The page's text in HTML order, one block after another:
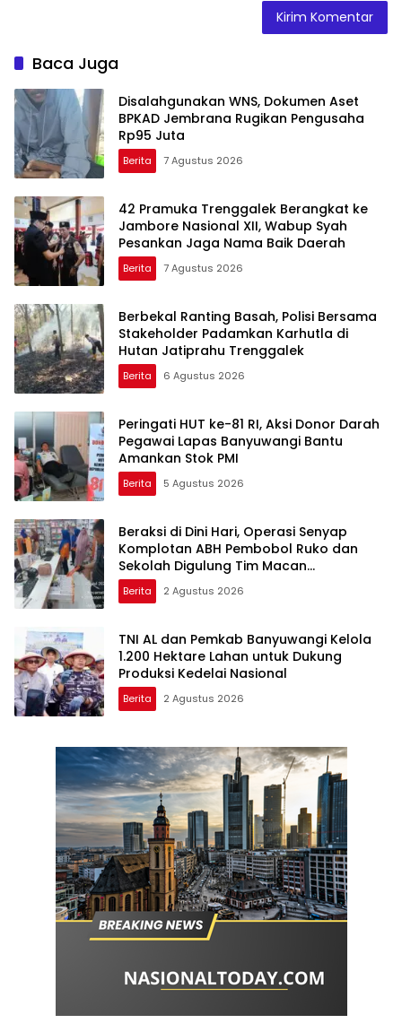
Baca Juga
Disalahgunakan WNS, Dokumen Aset
BPKAD Jembrana Rugikan Pengusaha
Rp95 Juta
Berita 7 Agustus 2026
42 Pramuka Trenggalek Berangkat ke
Jambore Nasional XII, Wabup Syah
Pesankan Jaga Nama Baik Daerah
Berita 7 Agustus 2026
Berbekal Ranting Basah, Polisi Bersama
Stakeholder Padamkan Karhutla di
Hutan Jatiprahu Trenggalek
Berita 6 Agustus 2026
Peringati HUT ke-81 RI, Aksi Donor Darah
Pegawai Lapas Banyuwangi Bantu
Amankan Stok PMI
Berita 5 Agustus 2026
Beraksi di Dini Hari, Operasi Senyap
Komplotan ABH Pembobol Ruko dan
Sekolah Digulung Tim Macan
Blambangan
Berita 2 Agustus 2026
TNI AL dan Pemkab Banyuwangi Kelola
1.200 Hektare Lahan untuk Dukung
Produksi Kedelai Nasional
Berita 2 Agustus 2026